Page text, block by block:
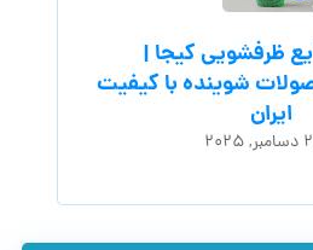
ظرفشویی کیجا |
شوینده با کیفیت
ایران